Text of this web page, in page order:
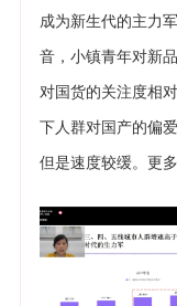
成为新生代的主力
音，小镇青年对新
对国货的关注度相
下人群对国产的偏
但是速度较缓。更